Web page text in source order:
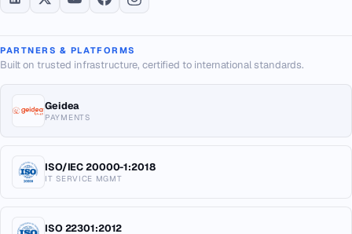
PARTNERS & PLATFORMS
Built on trusted infrastructure, certified to international standards.
Geidea
PAYMENTS
ISO/IEC 20000-1:2018
IT SERVICE MGMT
ISO 22301:2012